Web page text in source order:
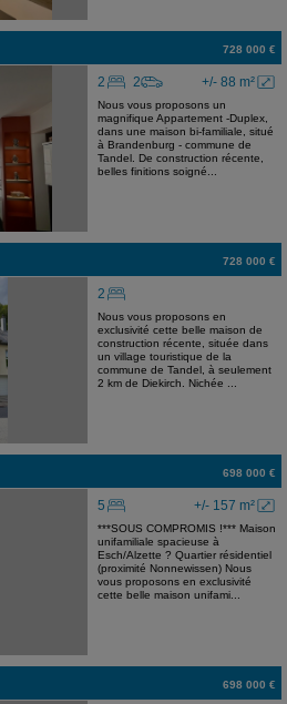
728 000 €
+/- 88 m²
2 2
Nous vous proposons un
magnifique Appartement -Duplex,
dans une maison bi-familiale, situé
à Brandenburg - commune de
Tandel. De construction récente,
belles finitions soigné...
728 000 €
2
Nous vous proposons en
exclusivité cette belle maison de
construction récente, située dans
un village touristique de la
commune de Tandel, à seulement
2 km de Diekirch. Nichée ...
698 000 €
+/- 157 m²
5
***SOUS COMPROMIS !*** Maison
unifamiliale spacieuse à
Esch/Alzette ? Quartier résidentiel
(proximité Nonnewissen) Nous
vous proposons en exclusivité
cette belle maison unifami...
698 000 €